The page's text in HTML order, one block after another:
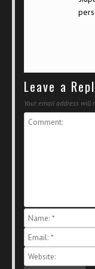
Leave a
Your email address will